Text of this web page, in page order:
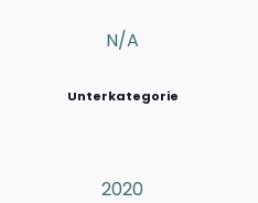
N/a
Unterkategorie
2020